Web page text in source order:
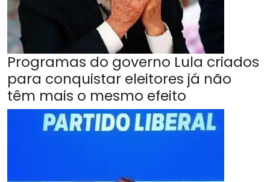
Programas do governo Lula criados
para conquistar eleitores já não
têm mais o mesmo efeito